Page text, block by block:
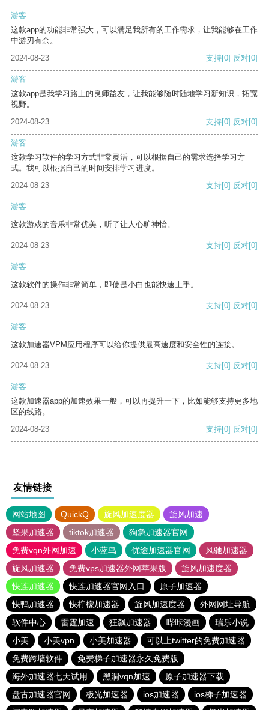
游客
这款app的功能非常强大，可以满足我所有的工作需求，让我能够在工作
中游刃有余。
2024-08-23
支持[0] 反对[0]
游客
这款app是我学习路上的良师益友，让我能够随时随地学习新知识，拓宽
视野。
2024-08-23
支持[0] 反对[0]
游客
这款学习软件的学习方式非常灵活，可以根据自己的需求选择学习方
式。我可以根据自己的时间安排学习进度。
2024-08-23
支持[0] 反对[0]
游客
这款游戏的音乐非常优美，听了让人心旷神怡。
2024-08-23 支持[0] 反对[0]
游客
这款软件的操作非常简单，即使是小白也能快速上手。
2024-08-23 支持[0] 反对[0]
游客
这款加速器VPM应用程序可以给你提供最高速度和安全性的连接。
2024-08-23 支持[0] 反对[0]
游客
这款加速器app的加速效果一般，可以再提升一下，比如能够支持更多地
区的线路。
2024-08-23
支持[0] 反对[0]
友情链接
网站地图 QuickQ 旋风加速度器
旋风加速
坚果加速器
tiktok加速器
狗急加速器官网
免费vqn外网加速
小蓝鸟 优途加速器官网
风驰加速器
旋风加速器
免费vps加速器外网苹果版
旋风加速度器
快连加速器
快连加速器官网入口
原子加速器
快鸭加速器
快柠檬加速器 旋风加速度器
外网网址导航
软件中心
雷霆加速 狂飙加速器 哔咔漫画
瑞乐小说
小美
小美vpn 小美加速器
可以上twitter的免费加速器
免费跨墙软件
免费梯子加速器永久免费版
海外加速器七天试用
黑洞vqn加速
原子加速器下载
盘古加速器官网
极光加速器 ios加速器
ios梯子加速器